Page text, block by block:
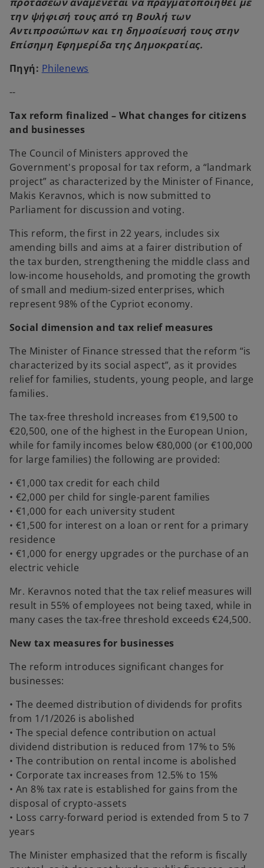
την ψήφισή τους από τη Βουλή των
Αντιπροσώπων και τη δημοσίευσή τους στην
Επίσημη Εφημερίδα της Δημοκρατίας.
Πηγή: Philenews
n
n
a
n
e
w
a
b
--
Tax reform finalized – What changes for citizens
and businesses
The Council of Ministers approved the
Government's proposal for tax reform, a “landmark
project” as characterized by the Minister of Finance,
Makis Keravnos, which is now submitted to
Parliament for discussion and voting.
This reform, the first in 22 years, includes six
amending bills and aims at a fairer distribution of
the tax burden, strengthening the middle class and
low-income households, and promoting the growth
of small and medium-sized enterprises, which
represent 98% of the Cypriot economy.
Social dimension and tax relief measures
The Minister of Finance stressed that the reform “is
characterized by its social aspect”, as it provides
relief for families, students, young people, and large
families.
The tax-free threshold increases from €19,500 to
€20,500, one of the highest in the European Union,
while for family incomes below €80,000 (or €100,000
for large families) the following are provided:
• €1,000 tax credit for each child
• €2,000 per child for single-parent families
• €1,000 for each university student
• €1,500 for interest on a loan or rent for a primary
residence
• €1,000 for energy upgrades or the purchase of an
electric vehicle
Mr. Keravnos noted that the tax relief measures will
result in 55% of employees not being taxed, while in
many cases the tax-free threshold exceeds €24,500.
New tax measures for businesses
The reform introduces significant changes for
businesses:
• The deemed distribution of dividends for profits
from 1/1/2026 is abolished
• The special defence contribution on actual
dividend distribution is reduced from 17% to 5%
• The contribution on rental income is abolished
• Corporate tax increases from 12.5% to 15%
• An 8% tax rate is established for gains from the
disposal of crypto-assets
• Loss carry-forward period is extended from 5 to 7
years
The Minister emphasized that the reform is fiscally